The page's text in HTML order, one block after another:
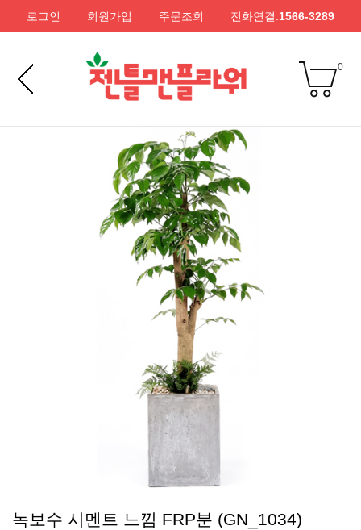
로그인 회원가입 주문조회 전화연결:1566-3289
0
녹보수 시멘트 느낌 FRP분 (GN_1034)